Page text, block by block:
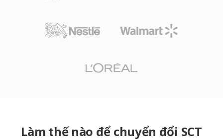
Làm thế nào để chuyển đổi SCT